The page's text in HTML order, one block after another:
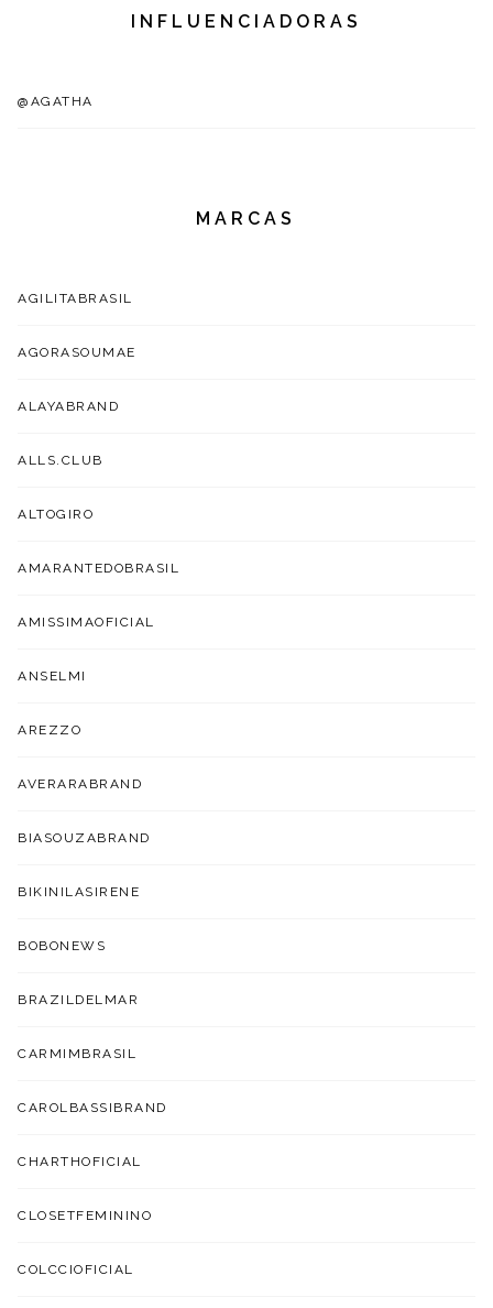
INFLUENCIADORAS
@AGATHA
MARCAS
AGILITABRASIL
AGORASOUMAE
ALAYABRAND
ALLS.CLUB
ALTOGIRO
AMARANTEDOBRASIL
AMISSIMAOFICIAL
ANSELMI
AREZZO
AVERARABRAND
BIASOUZABRAND
BIKINILASIRENE
BOBONEWS
BRAZILDELMAR
CARMIMBRASIL
CAROLBASSIBRAND
CHARTHOFICIAL
CLOSETFEMININO
COLCCIOFICIAL